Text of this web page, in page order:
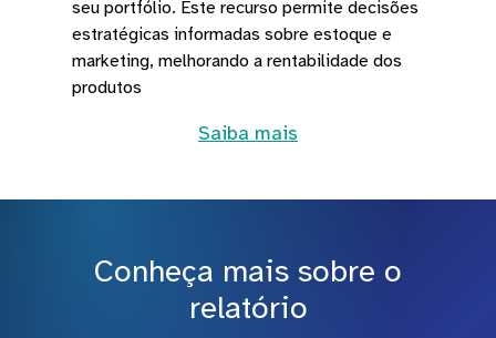
seu portfólio. Este recurso permite decisões
estratégicas informadas sobre estoque e
marketing, melhorando a rentabilidade dos
produtos
Saiba mais
Conheça mais sobre o
relatório